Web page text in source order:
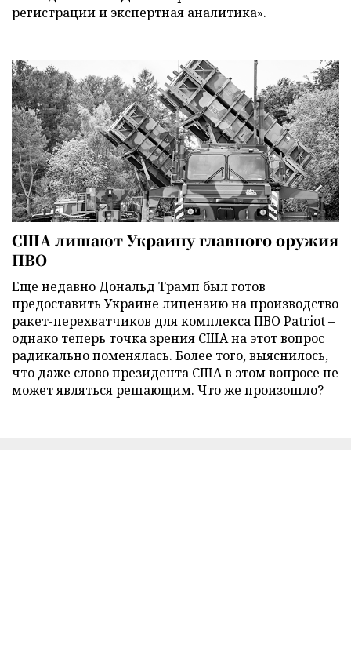
регистрации и экспертная аналитика».
США лишают Украину главного оружия
ПВО
Еще недавно Дональд Трамп был готов
предоставить Украине лицензию на производство
ракет-перехватчиков для комплекса ПВО Patriot –
однако теперь точка зрения США на этот вопрос
радикально поменялась. Более того, выяснилось,
что даже слово президента США в этом вопросе не
может являться решающим. Что же произошло?